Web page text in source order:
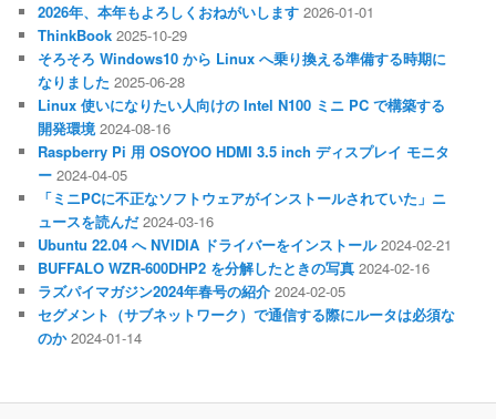
2026年、本年もよろしくおねがいします 2026-01-01
ThinkBook 2025-10-29
そろそろ Windows10 から Linux へ乗り換える準備する時期に
なりました 2025-06-28
Linux 使いになりたい人向けの Intel N100 ミニ PC で構築する
開発環境 2024-08-16
Raspberry Pi 用 OSOYOO HDMI 3.5 inch ディスプレイ モニタ
ー 2024-04-05
「ミニPCに不正なソフトウェアがインストールされていた」ニ
ュースを読んだ 2024-03-16
Ubuntu 22.04 へ NVIDIA ドライバーをインストール 2024-02-21
BUFFALO WZR-600DHP2 を分解したときの写真 2024-02-16
ラズパイマガジン2024年春号の紹介 2024-02-05
セグメント（サブネットワーク）で通信する際にルータは必須な
のか 2024-01-14